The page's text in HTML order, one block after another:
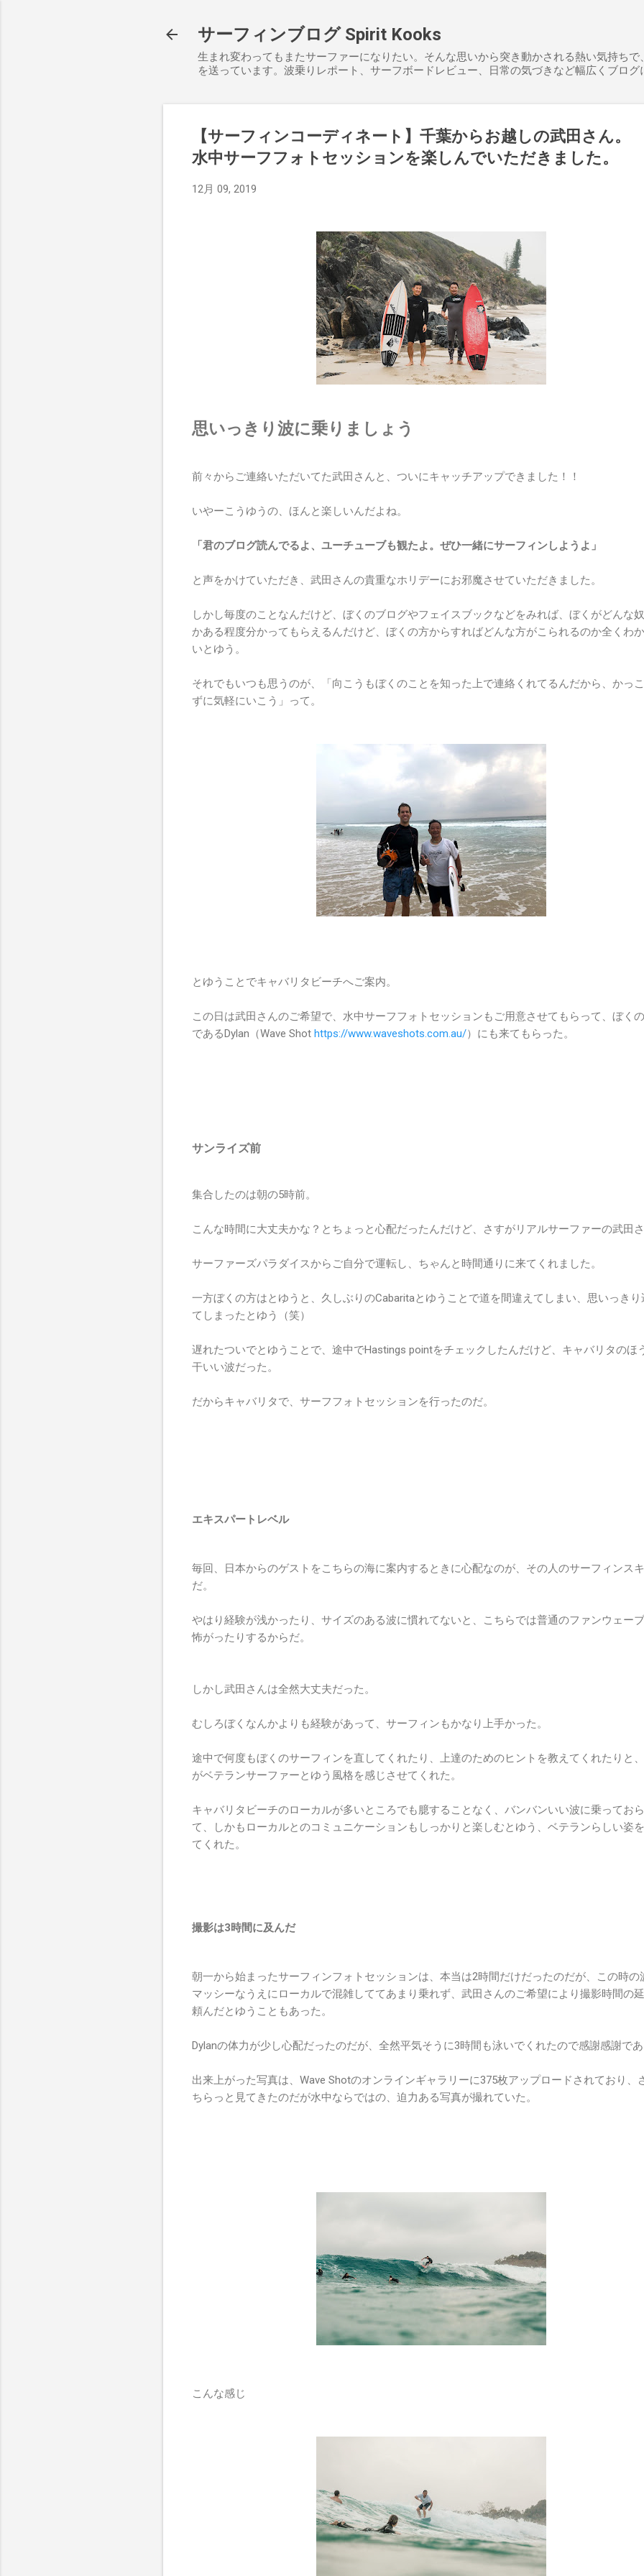
サーフィンブログ Spirit Kooks
生まれ変わってもまたサーファーになりたい。そんな思いから突き動かされる熱い気持ちで
を送っています。波乗りレポート、サーフボードレビュー、日常の気づきなど幅広くブログ
【サーフィンコーディネート】千葉からお越しの武田さん。
水中サーフフォトセッションを楽しんでいただきました。
12月 09, 2019
思いっきり波に乗りましょう
前々からご連絡いただいてた武田さんと、ついにキャッチアップできました！！
いやーこうゆうの、ほんと楽しいんだよね。
「君のブログ読んでるよ、ユーチューブも観たよ。ぜひ一緒にサーフィンしようよ」
と声をかけていただき、武田さんの貴重なホリデーにお邪魔させていただきました。
しかし毎度のことなんだけど、ぼくのブログやフェイスブックなどをみれば、ぼくがどんな
かある程度分かってもらえるんだけど、ぼくの方からすればどんな方がこられるのか全くわ
いとゆう。
それでもいつも思うのが、「向こうもぼくのことを知った上で連絡くれてるんだから、かっ
ずに気軽にいこう」って。
とゆうことでキャバリタビーチへご案内。
この日は武田さんのご希望で、水中サーフフォトセッションもご用意させてもらって、ぼく
であるDylan（Wave Shot https://www.waveshots.com.au/）にも来てもらった。
サンライズ前
集合したのは朝の5時前。
こんな時間に大丈夫かな？とちょっと心配だったんだけど、さすがリアルサーファーの武田
サーファーズパラダイスからご自分で運転し、ちゃんと時間通りに来てくれました。
一方ぼくの方はとゆうと、久しぶりのCabaritaとゆうことで道を間違えてしまい、思いっきり
てしまったとゆう（笑）
遅れたついでとゆうことで、途中でHastings pointをチェックしたんだけど、キャバリタのほ
干いい波だった。
だからキャバリタで、サーフフォトセッションを行ったのだ。
エキスパートレベル
毎回、日本からのゲストをこちらの海に案内するときに心配なのが、その人のサーフィンス
だ。
やはり経験が浅かったり、サイズのある波に慣れてないと、こちらでは普通のファンウェー
怖がったりするからだ。
しかし武田さんは全然大丈夫だった。
むしろぼくなんかよりも経験があって、サーフィンもかなり上手かった。
途中で何度もぼくのサーフィンを直してくれたり、上達のためのヒントを教えてくれたりと
がベテランサーファーとゆう風格を感じさせてくれた。
キャバリタビーチのローカルが多いところでも臆することなく、バンバンいい波に乗ってお
て、しかもローカルとのコミュニケーションもしっかりと楽しむとゆう、ベテランらしい姿
てくれた。
撮影は3時間に及んだ
朝一から始まったサーフィンフォトセッションは、本当は2時間だけだったのだが、この時の
マッシーなうえにローカルで混雑しててあまり乗れず、武田さんのご希望により撮影時間の
頼んだとゆうこともあった。
Dylanの体力が少し心配だったのだが、全然平気そうに3時間も泳いでくれたので感謝感謝で
出来上がった写真は、Wave Shotのオンラインギャラリーに375枚アップロードされており、
ちらっと見てきたのだが水中ならではの、迫力ある写真が撮れていた。
こんな感じ